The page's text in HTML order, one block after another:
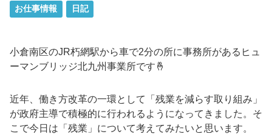
お仕事情報 日記
小倉南区のJR朽網駅から車で2分の所に事務所があるヒュ
ーマンブリッジ北九州事業所です🤞
近年、働き方改革の一環として「残業を減らす取り組み」
が政府主導で積極的に行われるようになってきました。そ
こで今日は「残業」について考えてみたいと思います。